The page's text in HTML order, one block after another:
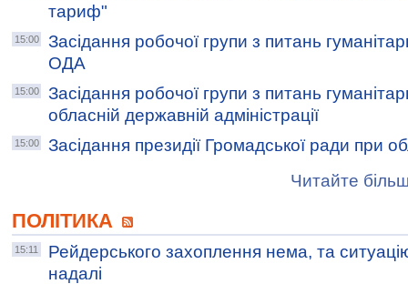
тариф"
15:00
Засідання робочої групи з питань
ОДА
15:00
Засідання робочої групи з питань
обласній державній адміністрації
15:00
Засідання президії Громадської ради при
Читайте
ПОЛІТИКА
15:11
Рейдерського захоплення нема, та
надалі